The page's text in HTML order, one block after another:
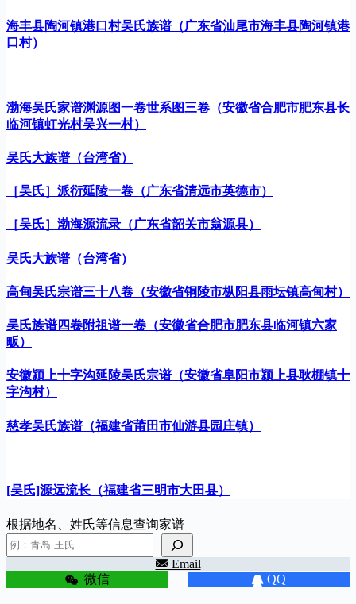
海丰县陶河镇港口村吴氏族谱（广东省汕尾市海丰县陶河镇港
口村）
渤海吴氏家谱渊源图一卷世系图三卷（安徽省合肥市肥东县长
临河镇虹光村吴兴一村）
吴氏大族谱（台湾省）
［吴氏］派衍延陵一卷（广东省清远市英德市）
［吴氏］渤海源流录（广东省韶关市翁源县）
吴氏大族谱（台湾省）
高甸吴氏宗谱三十八卷（安徽省铜陵市枞阳县雨坛镇高甸村）
吴氏族谱四卷附祖谱一卷（安徽省合肥市肥东县临河镇六家
畈）
安徽颍上十字沟延陵吴氏宗谱（安徽省阜阳市颍上县耿棚镇十
字沟村）
慈孝吴氏族谱（福建省莆田市仙游县园庄镇）
[吴氏]源远流长（福建省三明市大田县）
根据地名、姓氏等信息查询家谱
Email
微信 QQ